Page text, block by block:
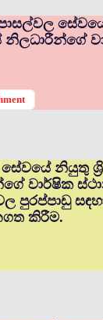
නියුතු
වාර්ෂික
පුරප්පාඩු
කිරීම.